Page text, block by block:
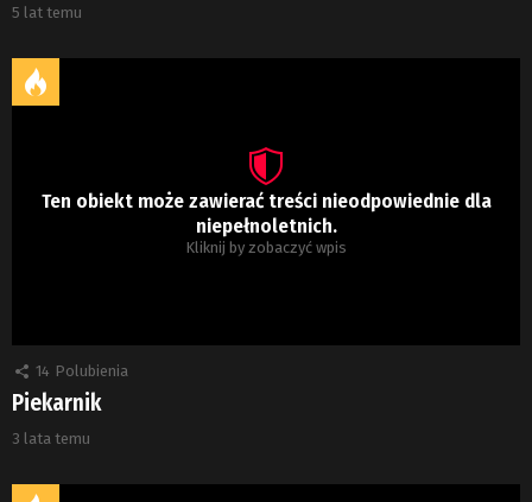
5 lat temu
Ten obiekt może zawierać treści nieodpowiednie dla
niepełnoletnich.
Kliknij by zobaczyć wpis
14 Polubienia
Piekarnik
3 lata temu